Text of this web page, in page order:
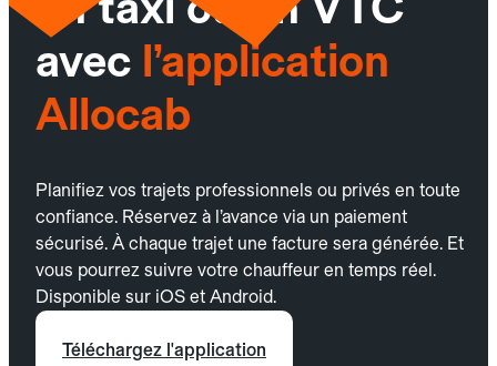
avec l’application
Allocab
Planifiez vos trajets professionnels ou privés en toute
confiance. Réservez à l’avance via un paiement
sécurisé. À chaque trajet une facture sera générée. Et
vous pourrez suivre votre chauffeur en temps réel.
Disponible sur iOS et Android.
Téléchargez l'application